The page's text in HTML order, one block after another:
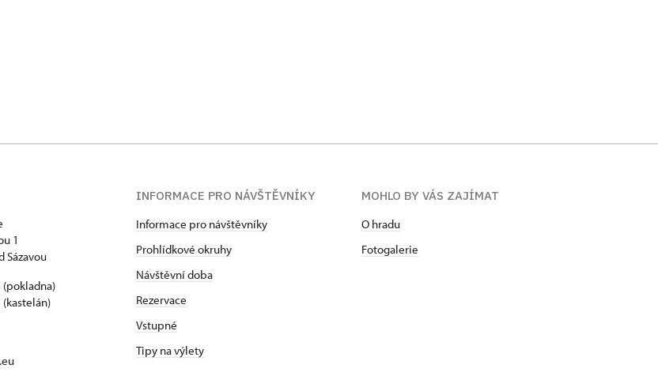
1
Sázavou
INFORMACE PRO NÁVŠTĚVNÍKY
Informace pro návštěvníky
Prohlídkové okruhy
Návštěvní doba
Rezervace
Vstupné
Tipy na výlety
MOHLO BY VÁS ZAJÍMAT
O hradu
Fotogalerie